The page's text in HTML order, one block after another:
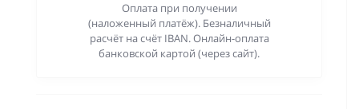
Оплата при получении
(наложенный платёж). Безналичный
расчёт на счёт IBAN. Онлайн-оплата
банковской картой (через сайт).